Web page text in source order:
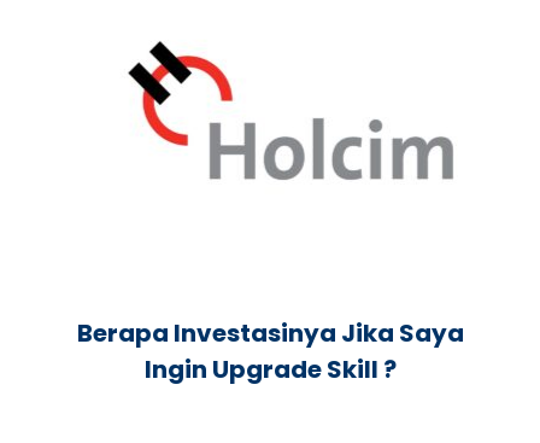
Berapa Investasinya Jika Saya
Ingin Upgrade Skill ?